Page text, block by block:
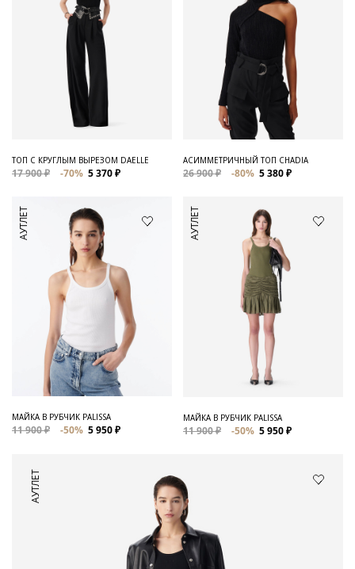
ТОП С КРУГЛЫМ ВЫРЕЗОМ DAELLE
17 900 ₽ -70% 5 370 ₽
АСИММЕТРИЧНЫЙ ТОП CHADIA
26 900 ₽ -80% 5 380 ₽
АУТЛЕТ
МАЙКА В РУБЧИК PALISSA
11 900 ₽ -50% 5 950 ₽
АУТЛЕТ
МАЙКА В РУБЧИК PALISSA
11 900 ₽ -50% 5 950 ₽
АУТЛЕТ